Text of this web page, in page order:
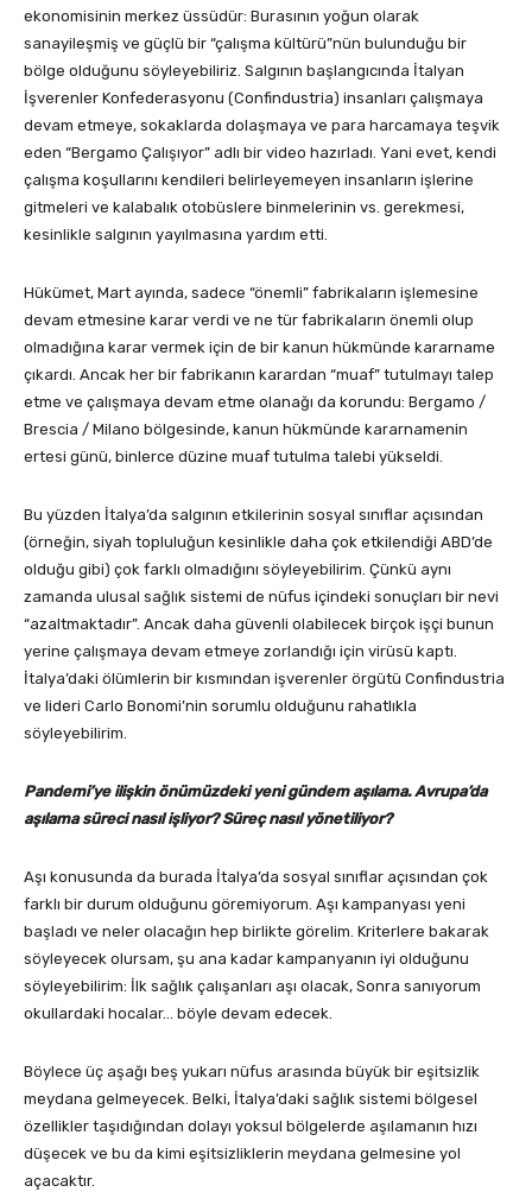
ekonomisinin merkez üssüdür: Burasının yoğun olarak
sanayileşmiş ve güçlü bir “çalışma kültürü”nün bulunduğu bir
bölge olduğunu söyleyebiliriz. Salgının başlangıcında İtalyan
İşverenler Konfederasyonu (Confindustria) insanları çalışmaya
devam etmeye, sokaklarda dolaşmaya ve para harcamaya teşvik
eden “Bergamo Çalışıyor” adlı bir video hazırladı. Yani evet, kendi
çalışma koşullarını kendileri belirleyemeyen insanların işlerine
gitmeleri ve kalabalık otobüslere binmelerinin vs. gerekmesi,
kesinlikle salgının yayılmasına yardım etti.
Hükümet, Mart ayında, sadece “önemli” fabrikaların işlemesine
devam etmesine karar verdi ve ne tür fabrikaların önemli olup
olmadığına karar vermek için de bir kanun hükmünde kararname
çıkardı. Ancak her bir fabrikanın karardan “muaf” tutulmayı talep
etme ve çalışmaya devam etme olanağı da korundu: Bergamo /
Brescia / Milano bölgesinde, kanun hükmünde kararnamenin
ertesi günü, binlerce düzine muaf tutulma talebi yükseldi.
Bu yüzden İtalya’da salgının etkilerinin sosyal sınıflar açısından
(örneğin, siyah topluluğun kesinlikle daha çok etkilendiği ABD’de
olduğu gibi) çok farklı olmadığını söyleyebilirim. Çünkü aynı
zamanda ulusal sağlık sistemi de nüfus içindeki sonuçları bir nevi
“azaltmaktadır”. Ancak daha güvenli olabilecek birçok işçi bunun
yerine çalışmaya devam etmeye zorlandığı için virüsü kaptı.
İtalya’daki ölümlerin bir kısmından işverenler örgütü Confindustria
ve lideri Carlo Bonomi’nin sorumlu olduğunu rahatlıkla
söyleyebilirim.
Pandemi’ye ilişkin önümüzdeki yeni gündem aşılama. Avrupa’da
aşılama süreci nasıl işliyor? Süreç nasıl yönetiliyor?
Aşı konusunda da burada İtalya’da sosyal sınıflar açısından çok
farklı bir durum olduğunu göremiyorum. Aşı kampanyası yeni
başladı ve neler olacağın hep birlikte görelim. Kriterlere bakarak
söyleyecek olursam, şu ana kadar kampanyanın iyi olduğunu
söyleyebilirim: İlk sağlık çalışanları aşı olacak, Sonra sanıyorum
okullardaki hocalar… böyle devam edecek.
Böylece üç aşağı beş yukarı nüfus arasında büyük bir eşitsizlik
meydana gelmeyecek. Belki, İtalya’daki sağlık sistemi bölgesel
özellikler taşıdığından dolayı yoksul bölgelerde aşılamanın hızı
düşecek ve bu da kimi eşitsizliklerin meydana gelmesine yol
açacaktır.